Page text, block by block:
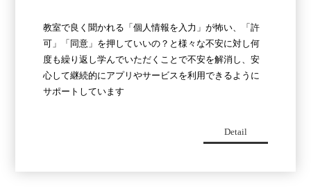
教室で良く聞かれる「個人情報を入力」が怖い、「許
可」「同意」を押していいの？と様々な不安に対し何
度も繰り返し学んでいただくことで不安を解消し、安
心して継続的にアプリやサービスを利用できるように
サポートしています
Detail